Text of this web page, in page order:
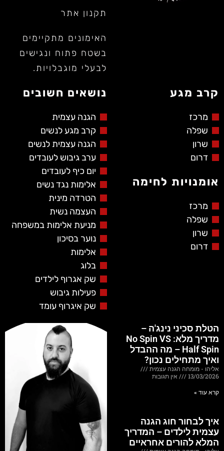
תקנון אתר
האימונים מתקיימים
בשטח פתוח ונגישים
לבעלי מוגבלויות.
קרב מגע
מרכז
שפלה
שרון
דרום
אומנויות לחימה
מרכז
שפלה
שרון
דרום
נושאים חשובים
הגנה עצמית
קרב מגע לנשים
הגנה עצמית לנשים
ערב גיבוש לעובדים
יום כיף לעובדים
אלימות נגד נשים
הטרדה מינית
העצמה נשית
מניעת אלימות במשפחה
נוער בסיכון
אלימות
בלוג
שק אגרוף לילדים
פעילות גיבוש
שק איגרוף עומד
הטלת סכיני נינג'ה –
מדריך מלא: No Spin VS
Half Spin – מה ההבדל
ואיך מתחילים נכון?
אליהו - מומחה הגנה עצמית
13/03/2026
אין תגובות
קרא עוד »
איך לבחור חוג הגנה
עצמית לילדים – המדריך
המלא להורים אחראיים